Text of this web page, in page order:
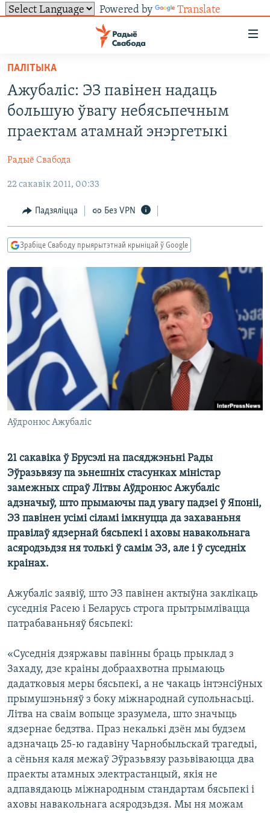
Powered by Translate
ўнівэрсальнага
доступу
Перайсьці
да
галоўнага
зьместу
Перайсьці
да
навігацыі
Перайсьці
пошуку
НАВІНЫ
УСЕ НАВІНЫ
ПАЛІТЫКА
ЭКАНОМІКА
ВАЙНА
ПАЛІТВЯЗЬНІ
КУЛЬТУРА
КАЛЯНДАР
ТОЛЬКІ НА СВАБОДЗЕ
ГІСТОРЫЯ НА СВАБОДЗЕ
ПАДКАСТЫ
КНІГІ
PREMIUM
МОВА
НА ХВАЛЯХ СВАБОДЫ
ПАДЗЯЛІЦЦА ІНФАРМАЦЫЯЙ
RSS
ПАДКАСТЫ
FACEBOOK
ПАЛІТЫКА
Ажубаліс: ЭЗ павінен надаць
большую ўвагу небясьпечным
праектам атамнай энэргетыкі
Радыё Свабода
22 сакавік 2011, 00:33
Падзяліцца Без VPN
Зрабіце Свабоду прыярытэтнай крыніцай ў Google
Аўдронюс Ажубаліс
21 сакавіка ў Брусэлі на пасяджэньні Рады
Эўразьвязу па зьнешніх стасунках міністар
замежных спраў Літвы Аўдронюс Ажубаліс
адзначыў, што прымаючы пад увагу падзеі ў Японіі,
ЭЗ павінен усімі сіламі імкнуцца да захаваньня
правілаў ядзернай бясьпекі і аховы навакольнага
асяродзьдзя ня толькі ў самім ЭЗ, але і ў суседніх
краінах.
Ажубаліс заявіў, што ЭЗ павінен актыўна заклікаць
суседнія Расею і Беларусь строга прытрымлівацца
патрабаваньняў бясьпекі:
«Суседнія дзяржавы павінны браць прыклад з
Захаду, дзе краіны добраахвотна прымаюць
дадатковыя меры бясьпекі, а не чакаць інтэнсіўных
прымушэньняў з боку міжнароднай супольнасьці.
Літва на сваім вопыце зразумела, што значыць
ядзернае бедзтва. Праз некалькі дзён мы будзем
адзначаць 25-ю гадавіну Чарнобыльскай трагедыі,
а сёньня каля межаў Эўразьвязу разьвіваюцца два
праекты атамных электрастанцый, якія не
адпавядаюць міжнародным стандартам бясьпекі і
аховы навакольнага асяродзьдзя. Мы ня можам